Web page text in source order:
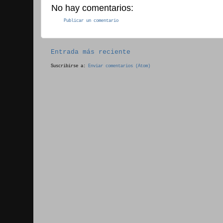
No hay comentarios:
Publicar un comentario
Entrada más reciente
Suscribirse a: Enviar comentarios (Atom)